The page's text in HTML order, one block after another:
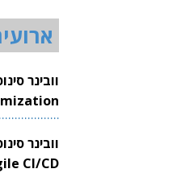
2026
וובינר